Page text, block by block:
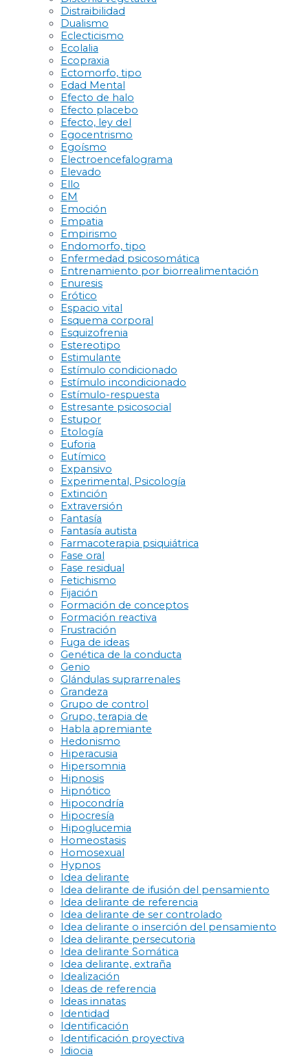
Distraibilidad
Dualismo
Eclecticismo
Ecolalia
Ecopraxia
Ectomorfo, tipo
Edad Mental
Efecto de halo
Efecto placebo
Efecto, ley del
Egocentrismo
Egoísmo
Electroencefalograma
Elevado
Ello
EM
Emoción
Empatia
Empirismo
Endomorfo, tipo
Enfermedad psicosomática
Entrenamiento por biorrealimentación
Enuresis
Erótico
Espacio vital
Esquema corporal
Esquizofrenia
Estereotipo
Estimulante
Estímulo condicionado
Estímulo incondicionado
Estímulo-respuesta
Estresante psicosocial
Estupor
Etología
Euforia
Eutímico
Expansivo
Experimental, Psicología
Extinción
Extraversión
Fantasía
Fantasía autista
Farmacoterapia psiquiátrica
Fase oral
Fase residual
Fetichismo
Fijación
Formación de conceptos
Formación reactiva
Frustración
Fuga de ideas
Genética de la conducta
Genio
Glándulas suprarrenales
Grandeza
Grupo de control
Grupo, terapia de
Habla apremiante
Hedonismo
Hiperacusia
Hipersomnia
Hipnosis
Hipnótico
Hipocondría
Hipocresía
Hipoglucemia
Homeostasis
Homosexual
Hypnos
Idea delirante
Idea delirante de ifusión del pensamiento
Idea delirante de referencia
Idea delirante de ser controlado
Idea delirante o inserción del pensamiento
Idea delirante persecutoria
Idea delirante Somática
Idea delirante, extraña
Idealización
Ideas de referencia
Ideas innatas
Identidad
Identificación
Identificación proyectiva
Idiocia